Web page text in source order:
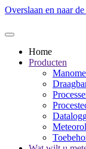
Overslaan en naar
Home
Producten